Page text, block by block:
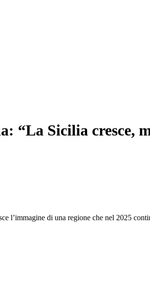
“La Sicilia cresce,
l’immagine di una regione che nel 2025